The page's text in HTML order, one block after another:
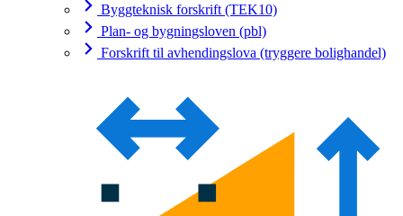
Byggteknisk forskrift (TEK10)
Plan- og bygningsloven (pbl)
Forskrift til avhendingslova (tryggere bolighandel)